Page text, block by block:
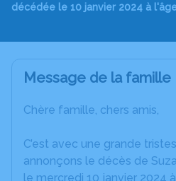
décédée le 10 janvier 2024 à
Message de la famille
Chère famille, chers amis,
C’est avec une grande
annonçons le décès de
le mercredi 10 janvier 2024